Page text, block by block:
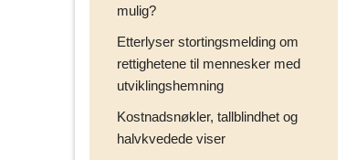
mulig?
Etterlyser stortingsmelding om
rettighetene til mennesker med
utviklingshemning
Kostnadsnøkler, tallblindhet og
halvkvedede viser